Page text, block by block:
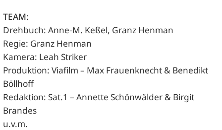
TEAM:
Drehbuch: Anne-M. Keßel, Granz Henman
Regie: Granz Henman
Kamera: Leah Striker
Produktion: Viafilm – Max Frauenknecht & Benedikt
Böllhoff
Redaktion: Sat.1 – Annette Schönwälder & Birgit
Brandes
u.v.m.